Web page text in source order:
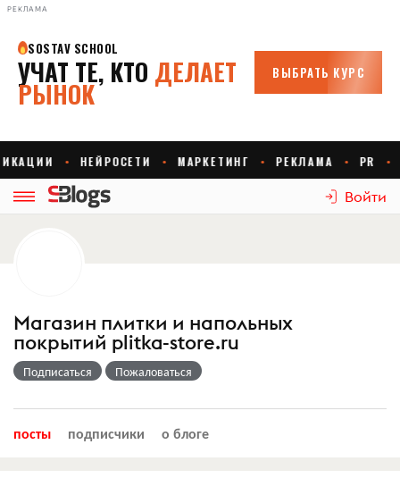
РЕКЛАМА
Войти
Магазин плитки и напольных
покрытий plitka-store.ru
Подписаться Пожаловаться
посты подписчики о блоге